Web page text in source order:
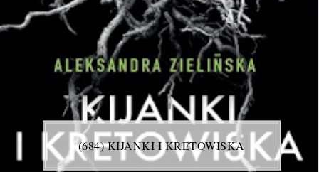
(684) KIJANKI I KRETOWISKA